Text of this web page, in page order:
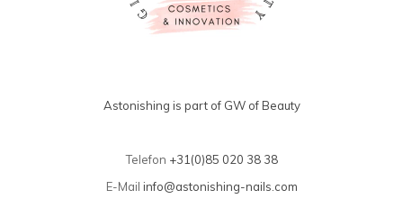
Astonishing is part of GW of Beauty
Telefon +31(0)85 020 38 38
E-Mail info@astonishing-nails.com